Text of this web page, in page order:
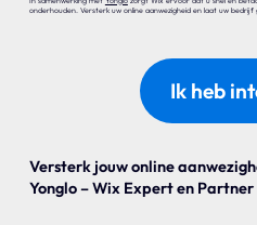
onderhouden. Versterk uw online aanwezigheid en laat uw
Ik heb
Versterk jouw online
Yonglo – Wix Expert en Partner